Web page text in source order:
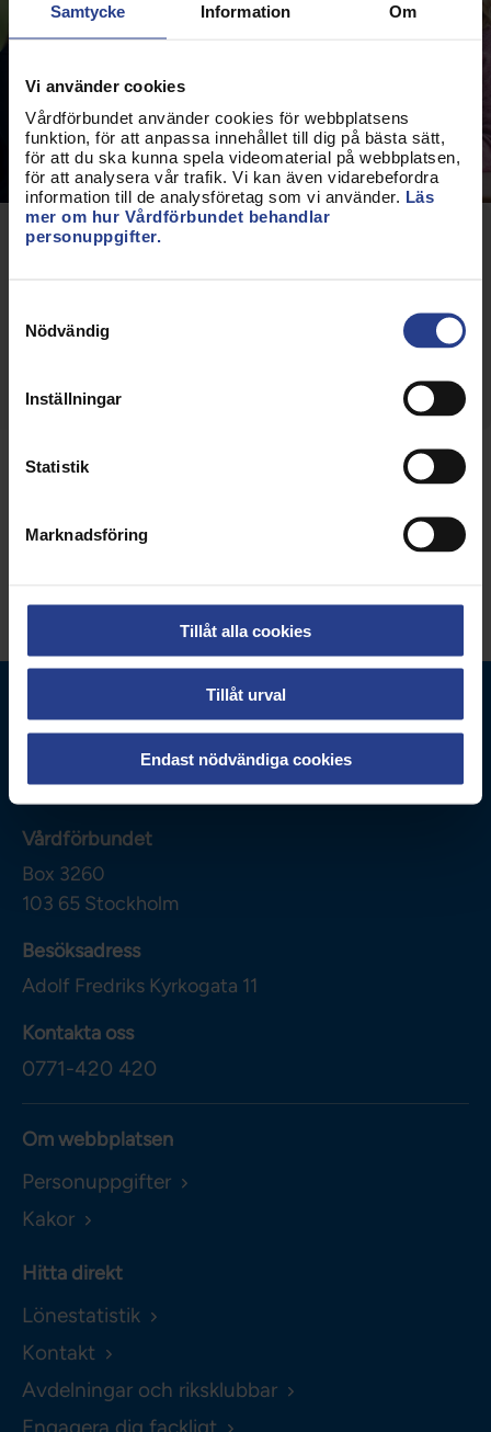
Samtycke Information Om
Vi använder cookies
Vårdförbundet använder cookies för webbplatsens
funktion, för att anpassa innehållet till dig på bästa sätt,
för att du ska kunna spela videomaterial på webbplatsen,
för att analysera vår trafik. Vi kan även vidarebefordra
information till de analysföretag som vi använder. Läs
mer om hur Vårdförbundet behandlar
personuppgifter.
Nödvändig
Inställningar
Statistik
Marknadsföring
Tillåt alla cookies
Tillåt urval
Endast nödvändiga cookies
Röster om föreningen
sig i den nybildade föreningen för chefer och
Uppdaterad:
Vårdförbundet
Box 3260
103 65 Stockholm
Besöksadress
Adolf Fredriks Kyrkogata 11
Kontakta oss
0771-420 420
Om webbplatsen
Personuppgifter
Kakor
Hitta direkt
Lönestatistik
Kontakt
Avdelningar och riksklubbar
Engagera dig fackligt